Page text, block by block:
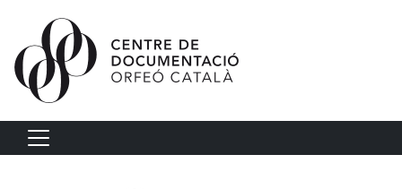
Vés al contingut
Navegació principal